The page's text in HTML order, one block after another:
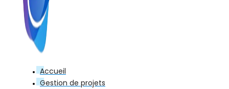
Accueil
Gestion de projets